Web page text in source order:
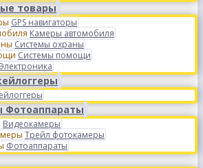
товары
GPS навигаторы
Камеры автомобиля
Системы охраны
Системы помощи
Фотоаппараты
Видеокамеры
Трейл фотокамеры
Фотоаппараты